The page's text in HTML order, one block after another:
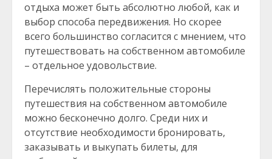
отдыха может быть абсолютно любой, как и
выбор способа передвижения. Но скорее
всего большинство согласится с мнением, что
путешествовать на собственном автомобиле
– отдельное удовольствие.
Перечислять положительные стороны
путешествия на собственном автомобиле
можно бесконечно долго. Среди них и
отсутствие необходимости бронировать,
заказывать и выкупать билеты, для